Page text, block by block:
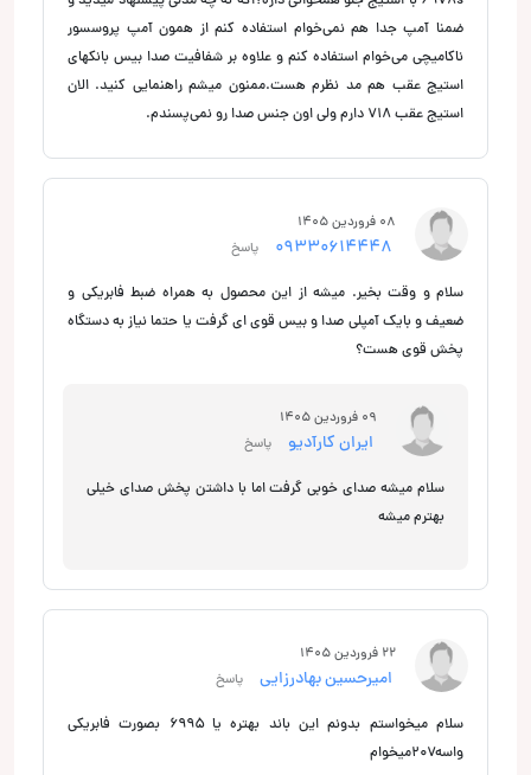
ضمنا آمپ جدا هم نمی‌خوام استفاده کنم از همون آمپ پروسسور
ناکامیچی می‌خوام استفاده کنم و علاوه بر شفافیت صدا بیس بانکهای
استیج عقب هم مد نظرم هست.ممنون میشم راهنمایی کنید. الان
استیج عقب ۷۱۸ دارم ولی اون جنس صدا رو نمی‌پسندم.
08 فروردین 1405
پاسخ
سلام و وقت بخیر. میشه از این محصول به همراه ضبط فابریکی و
ضعیف و بایک آمپلی صدا و بیس قوی ای گرفت یا حتما نیاز به دستگاه
پخش قوی هست؟
09 فروردین 1405
ایران کارآدیو پاسخ
سلام میشه صدای خوبی گرفت اما با داشتن پخش صدای خیلی
بهترم میشه
22 فروردین 1405
امیرحسین بهادرزایی پاسخ
سلام میخواستم بدونم این باند بهتره یا ۶۹۹۵ بصورت فابریکی
واسه۲۰۷میخوام